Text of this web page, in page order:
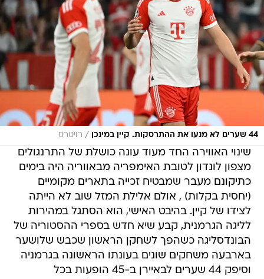
44 שערים לא מנעו את ההתרסקות. קיין במינכן / רויטרס
שינוי האווירה החד מעוד עונה כושלת של התרנגולים
מצפון לונדון לטובת האימפריה מבאווריה היה בימים
כתיקונם מעבר שמבטיח זכייה בתארים מקומיים
(יחסית בקלות) , אולם אלילת המזל שוב לא הייתה
לצידו של קיין. בהיבט האישי, הוא הסתגל במהירות
לליגה הגרמנית, קבע שיא חדש בספרי ההסטוריה של
הבונדסליגה כשהפך לשחקן הראשון שכבש שלושער
בארבעה משחקים שונים בעונתו הראשונה בגרמניה
וסיפק 44 שערים לבאיירן ב-45 הופעות בכל